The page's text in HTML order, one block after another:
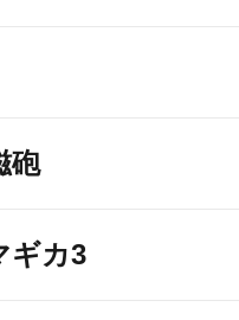
砲
ギカ3